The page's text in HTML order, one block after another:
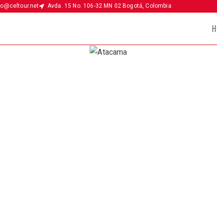
Avda. 15 No. 106-32 MN 02 Bogotá, Colombia